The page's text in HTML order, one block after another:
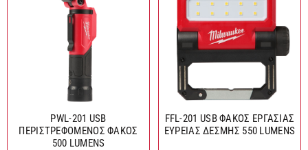
PWL-201 USB
ΠΕΡΙΣΤΡΕΦΟΜΕΝΟΣ ΦΑΚΟΣ
500 LUMENS
FFL-201 USB ΦΑΚΟΣ ΕΡΓΑΣΙΑΣ
ΕΥΡΕΙΑΣ ΔΕΣΜΗΣ 550 LUMENS